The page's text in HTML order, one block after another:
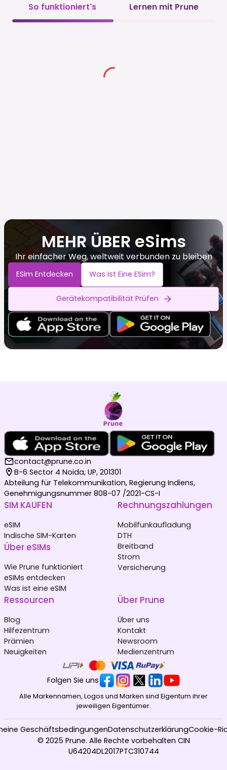
So funktioniert's Lernen mit Prune
MEHR ÜBER eSims
Ihr einfacher Weg, weltweit verbunden zu bleiben
ESim Entdecken Was Ist Eine ESim?
Gerätekompatibilität Prüfen
contact@prune.co.in
B-6 Sector 4 Noida, UP, 201301
Abteilung für Telekommunikation, Regierung Indiens,
Genehmigungsnummer 808-07 /2021-CS-I
SIM KAUFEN
eSIM
Indische SIM-Karten
Über eSIMs
Wie Prune funktioniert
eSIMs entdecken
Was ist eine eSIM
Rechnungszahlungen
Mobilfunkaufladung
DTH
Breitband
Strom
Versicherung
Ressourcen
Blog
Hilfezentrum
Prämien
Neuigkeiten
Über Prune
Über uns
Kontakt
Newsroom
Medienzentrum
Folgen Sie uns
Alle Markennamen, Logos und Marken sind Eigentum ihrer
jeweiligen Eigentümer.
© 2025 Prune. Alle Rechte vorbehalten CIN
U64204DL2017PTC310744
GeschäftsbedingungenDatenschutzerklärungCookie-